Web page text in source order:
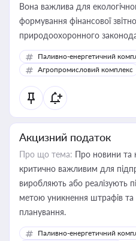
Вона важлива для
формування фінансової
природоохоронного
Паливно-енергетичний
Агропромисловий комплекс
Акцизний податок
Про що тема: Про новини та
критично важливим для
виробляють або реалізують
метою уникнення штрафів
планування.
Паливно-енергетичний